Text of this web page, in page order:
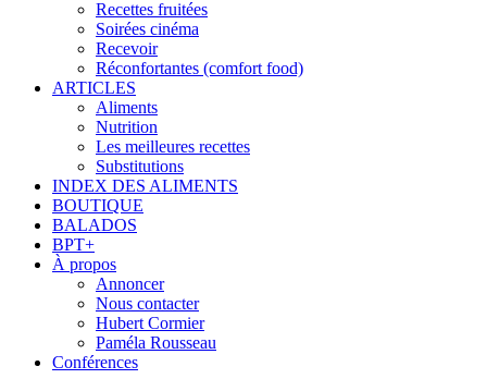
Recettes fruitées
Soirées cinéma
Recevoir
Réconfortantes (comfort food)
ARTICLES
Aliments
Nutrition
Les meilleures recettes
Substitutions
INDEX DES ALIMENTS
BOUTIQUE
BALADOS
BPT+
À propos
Annoncer
Nous contacter
Hubert Cormier
Paméla Rousseau
Conférences